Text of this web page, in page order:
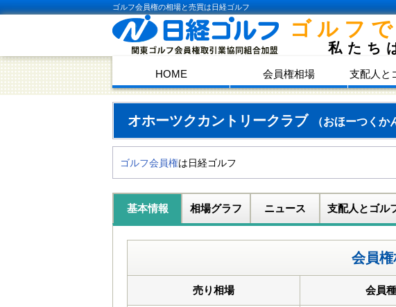
ゴルフ会員権の相場と売買は日経ゴルフ
ゴルフ
私たち
HOME 会員権相場 支配人と
オホーツクカントリークラブ （おほーつくか
ゴルフ会員権は日経ゴルフ
基本情報 相場グラフ ニュース 支配人とゴル
会員
売り相場 会員